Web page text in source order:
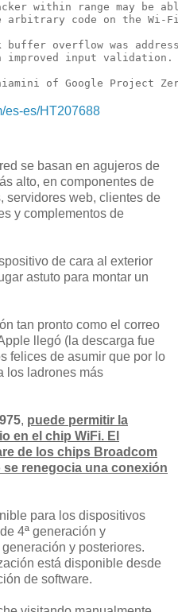
within range may be
arbitrary code on the Wi-
overflow was
improved input validation.
of Google Project
es-es/HT207688
se basan en agujeros de
alto, en componentes de
servidores web, clientes de
y complementos de
de cara al exterior
astuto para montar un
tan pronto como el correo
llegó (la descarga fue
felices de asumir que por lo
los ladrones más
, puede permitir la
en el chip WiFi. El
de los chips Broadcom
renegocia una conexión
para los dispositivos
4ª generación y
y posteriores.
está disponible desde
de software.